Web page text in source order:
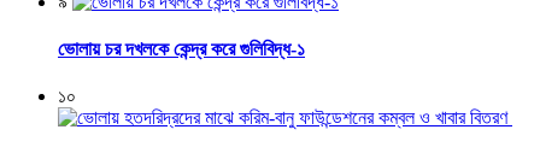
ভোলায় চর দখলকে কেন্দ্র করে গুলিবিদ্ধ-১
১০